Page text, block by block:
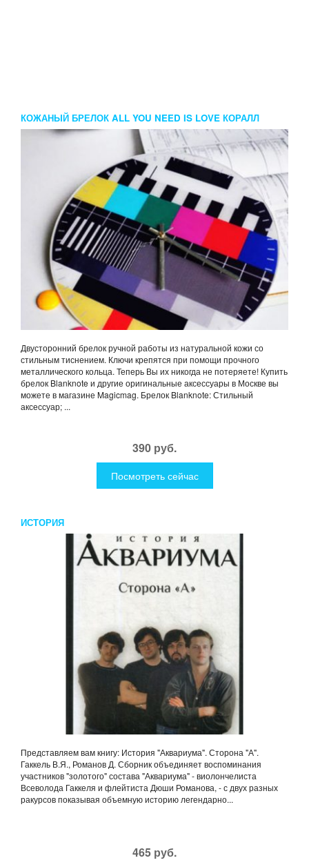
КОЖАНЫЙ БРЕЛОК ALL YOU NEED IS LOVE КОРАЛЛ
Двусторонний брелок ручной работы из натуральной кожи со
стильным тиснением. Ключи крепятся при помощи прочного
металлического кольца. Теперь Вы их никогда не потеряете! Купить
брелок Blanknote и другие оригинальные аксессуары в Москве вы
можете в магазине Magicmag. Брелок Blanknote: Стильный
аксессуар; ...
390 руб.
Посмотреть сейчас
ИСТОРИЯ
Представляем вам книгу: История "Аквариума". Сторона "А".
Гаккель В.Я., Романов Д. Сборник объединяет воспоминания
участников "золотого" состава "Аквариума" - виолончелиста
Всеволода Гаккеля и флейтиста Дюши Романова, - с двух разных
ракурсов показывая объемную историю легендарно...
465 руб.